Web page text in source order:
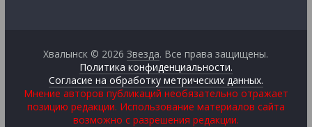
Хвалынск © 2026Звезда. Все права защищены.
Политика конфиденциальности.
Согласие на обработку метрических данных.
Мнение авторов публикаций необязательно отражает
позицию редакции. Использование материалов сайта
возможно с разрешения редакции.